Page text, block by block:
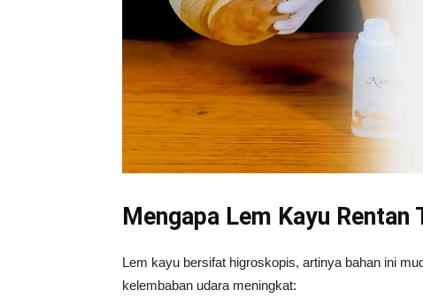
Mengapa Lem Kayu Rentan
Lem kayu bersifat higroskopis, artinya bahan ini
kelembaban udara meningkat: